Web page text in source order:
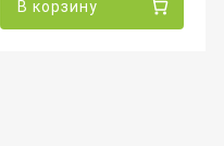
В корзину